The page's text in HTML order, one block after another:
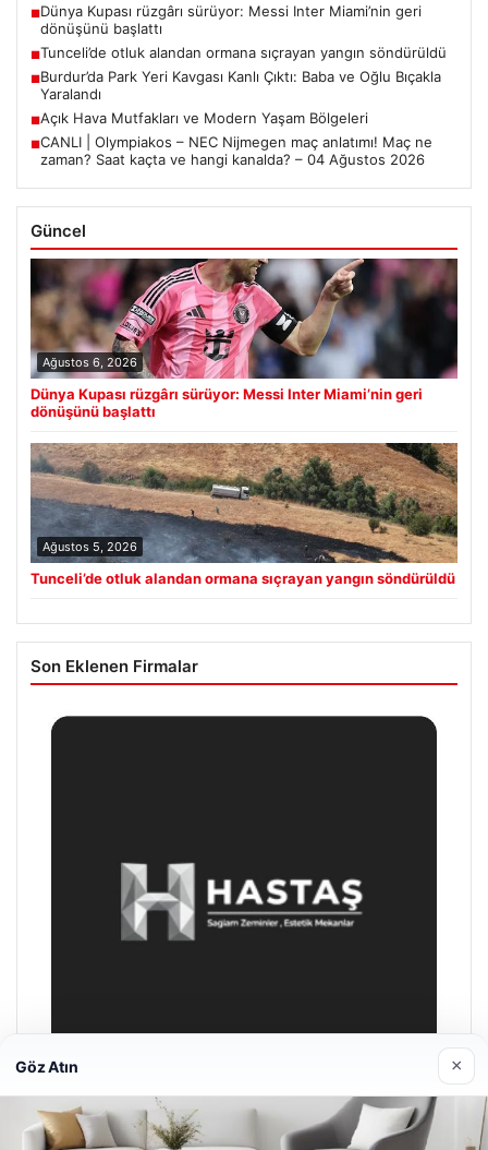
■Dünya Kupası rüzgârı sürüyor: Messi Inter Miami’nin geri
dönüşünü başlattı
■Tunceli’de otluk alandan ormana sıçrayan yangın söndürüldü
■Burdur’da Park Yeri Kavgası Kanlı Çıktı: Baba ve Oğlu Bıçakla
Yaralandı
■Açık Hava Mutfakları ve Modern Yaşam Bölgeleri
■CANLI | Olympiakos – NEC Nijmegen maç anlatımı! Maç ne
zaman? Saat kaçta ve hangi kanalda? – 04 Ağustos 2026
Güncel
Ağustos 6, 2026
Dünya Kupası rüzgârı sürüyor: Messi Inter Miami’nin geri
dönüşünü başlattı
Ağustos 5, 2026
Tunceli’de otluk alandan ormana sıçrayan yangın söndürüldü
Son Eklenen Firmalar
Prenses Night Club
Göz Atın ×